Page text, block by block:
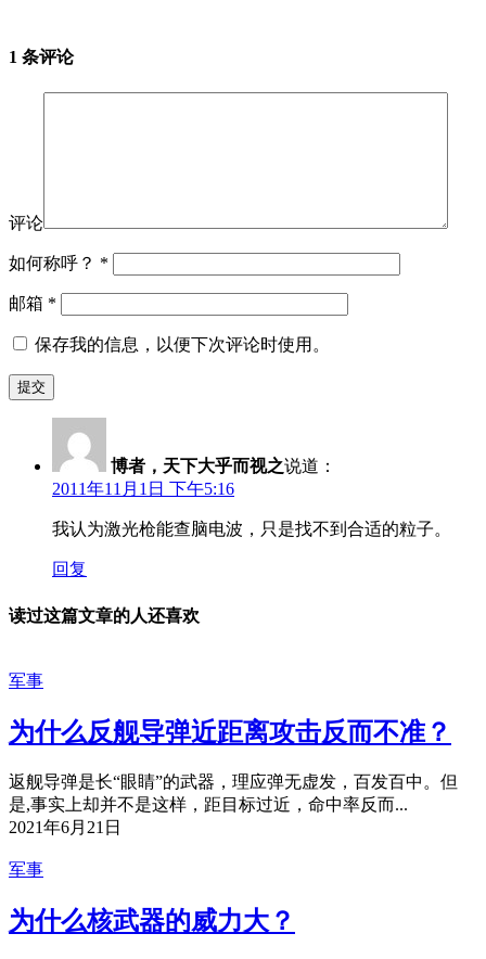
1 条评论
评论
如何称呼？ *
邮箱 *
保存我的信息，以便下次评论时使用。
博者，天下大乎而视之说道：
2011年11月1日 下午5:16
我认为激光枪能查脑电波，只是找不到合适的粒子。
回复
读过这篇文章的人还喜欢
军事
为什么反舰导弹近距离攻击反而不准？
返舰导弹是长“眼睛”的武器，理应弹无虚发，百发百中。但
是,事实上却并不是这样，距目标过近，命中率反而...
2021年6月21日
军事
为什么核武器的威力大？